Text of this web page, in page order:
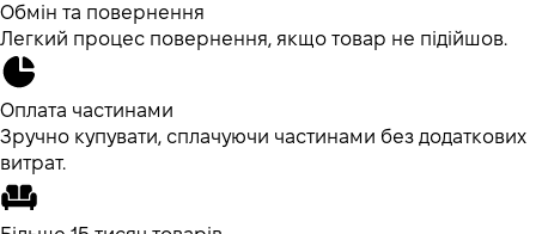
Обмін та повернення
Легкий процес повернення, якщо товар не підійшов.
Оплата частинами
Зручно купувати, сплачуючи частинами без додаткових
витрат.